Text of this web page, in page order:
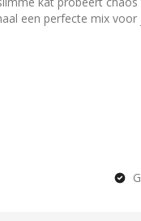
een perfecte mix